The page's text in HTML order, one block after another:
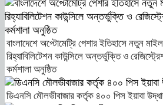
বাংলাদেশে অপ্টোমেট্রি পেশার ইতিহাসে নতুন
রিহ্যাবিলিটেশন কাউন্সিলে অন্তর্ভুক্তি ও
কর্মশালা অনুষ্ঠিত
ডিএনসি মৌলভীবাজার কর্তৃক ৪০০ পিস ইয়াবা